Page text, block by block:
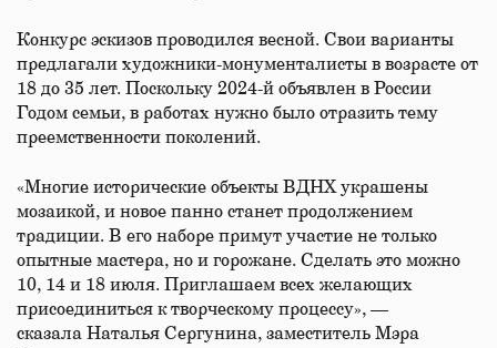
Конкурс эскизов проводился весной. Свои варианты
предлагали художники-монументалисты в возрасте от
18 до 35 лет. Поскольку 2024-й объявлен в России
Годом семьи, в работах нужно было отразить тему
преемственности поколений.
«Многие исторические объекты ВДНХ украшены
мозаикой, и новое панно станет продолжением
традиции. В его наборе примут участие не только
опытные мастера, но и горожане. Сделать это можно
10, 14 и 18 июля. Приглашаем всех желающих
присоединиться к творческому процессу», —
сказала Наталья Сергунина, заместитель Мэра